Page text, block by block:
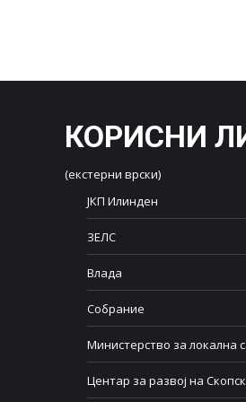
КОРИСНИ
(екстерни врски)
ЈКП Илинден
ЗЕЛС
Влада
Собрание
Министерство за локална
Центар за развој на